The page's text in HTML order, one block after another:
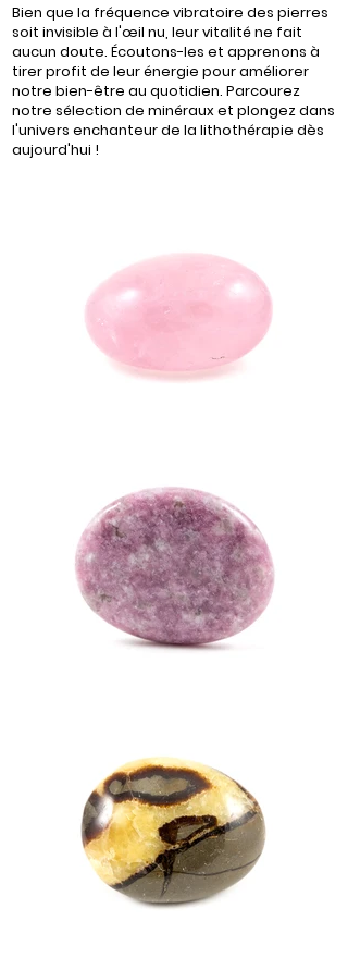
Bien que la fréquence vibratoire des pierres
soit invisible à l'œil nu, leur vitalité ne fait
aucun doute. Écoutons-les et apprenons à
tirer profit de leur énergie pour améliorer
notre bien-être au quotidien. Parcourez
notre sélection de minéraux et plongez dans
l'univers enchanteur de la lithothérapie dès
aujourd'hui !